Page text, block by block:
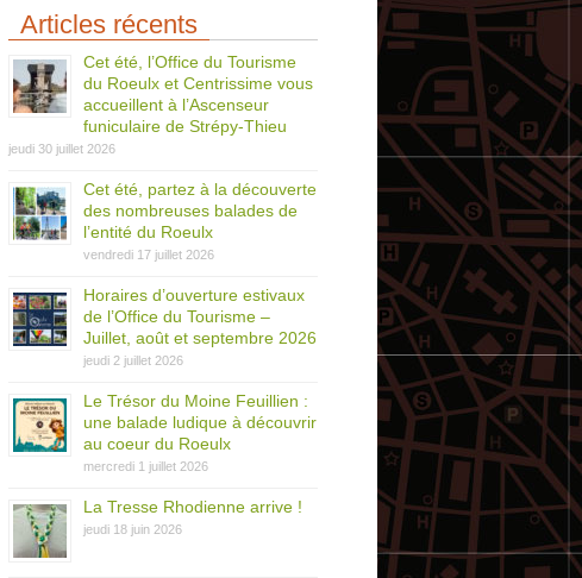
Articles récents
Cet été, l’Office du Tourisme
du Roeulx et Centrissime vous
accueillent à l’Ascenseur
funiculaire de Strépy-Thieu
jeudi 30 juillet 2026
Cet été, partez à la découverte
des nombreuses balades de
l’entité du Roeulx
vendredi 17 juillet 2026
Horaires d’ouverture estivaux
de l’Office du Tourisme –
Juillet, août et septembre 2026
jeudi 2 juillet 2026
Le Trésor du Moine Feuillien :
une balade ludique à découvrir
au coeur du Roeulx
mercredi 1 juillet 2026
La Tresse Rhodienne arrive !
jeudi 18 juin 2026